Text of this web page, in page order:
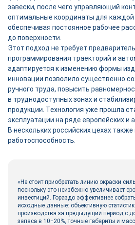
завески, после чего управляющий
оптимальные координаты для каждой
обеспечивая постоянное рабочее
до поверхности.
Этот подход не требует
программирования траекторий и
адаптируется к изменению формы
инновации позволило существенно
ручного труда, повысить
в труднодоступных зонах и
продукции. Технология уже прошла
эксплуатации на ряде европейских и
В нескольких российских цехах
работоспособность.
«Не стоит приобретать линию окраски
поскольку это неизбежно увеличивает
инвестиций. Гораздо эффективнее
исходные данные: объективную
производства за предыдущий период с
запаса в 10‒20%, точные габариты и